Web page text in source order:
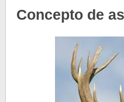
Concepto de